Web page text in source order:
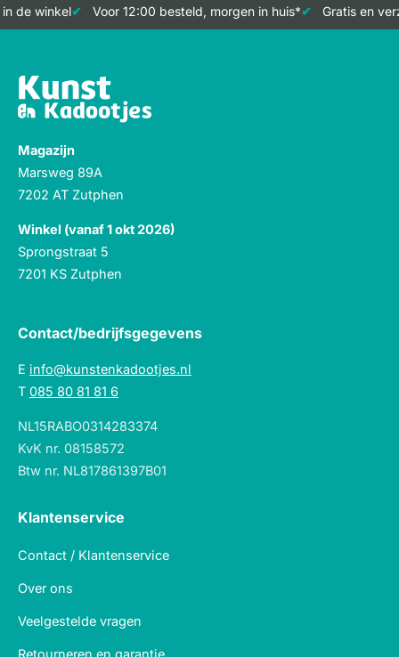
winkel Voor 12:00 besteld, morgen in huis* Gratis en
Magazijn
Marsweg 89A
7202 AT Zutphen
Winkel (vanaf 1 okt 2026)
Sprongstraat 5
7201 KS Zutphen
Contact/bedrijfsgegevens
E info@kunstenkadootjes.nl
T 085 80 81 81 6
NL15RABO0314283374
KvK nr. 08158572
Btw nr. NL817861397B01
Klantenservice
Contact / Klantenservice
Over ons
Veelgestelde vragen
Retourneren en garantie